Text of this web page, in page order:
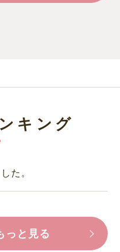
キング
た。
っと見る